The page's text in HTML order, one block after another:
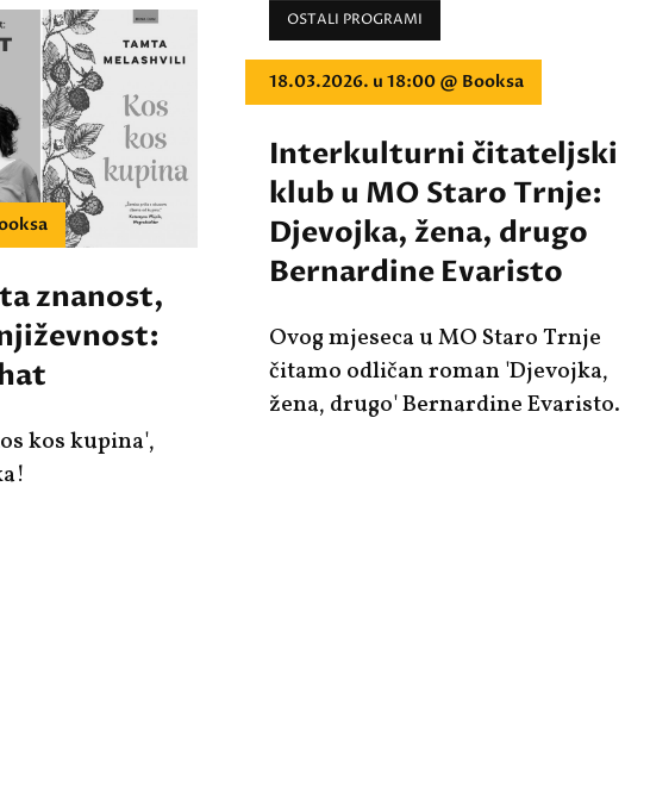
znanost,
kos kupina',
OSTALI PROGRAMI
18.03.2026. u 18:00 @ Booksa
Interkulturni čitateljski
klub u MO Staro Trnje:
Djevojka, žena, drugo
Bernardine Evaristo
Ovog mjeseca u MO Staro Trnje
čitamo odličan roman 'Djevojka,
žena, drugo' Bernardine Evaristo.